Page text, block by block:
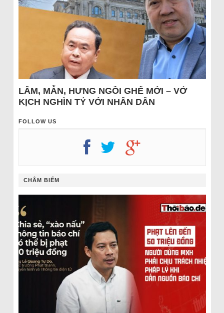
LÂM, MẪN, HƯNG NGỒI GHẾ MỚI – VỞ
KỊCH NGHÌN TỶ VỚI NHÂN DÂN
FOLLOW US
CHÂM BIẾM